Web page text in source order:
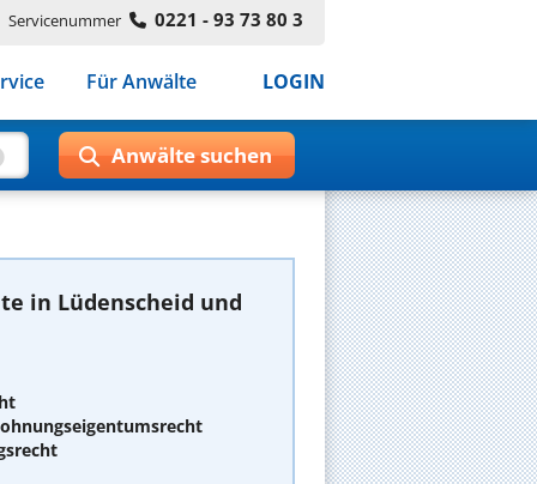
Servicenummer 0221 - 93 73 80 3
Für Anwälte LOGIN
in Lüdenscheid und